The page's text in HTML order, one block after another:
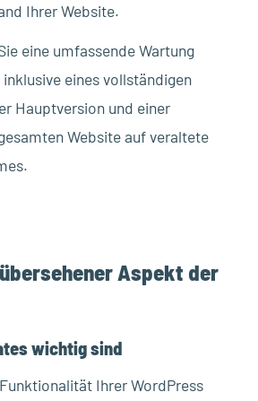
Ihrer Website.
eine umfassende Wartung
eines vollständigen
Hauptversion und einer
Website auf veraltete
Aspekt der
wichtig sind
Ihrer WordPress